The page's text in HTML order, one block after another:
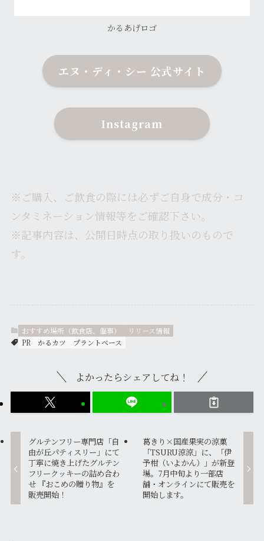
かるあげロゴ
エヌ・ディ・シー 公式サイト
Instagram
※ご購入、ご飲食の際には必ずご自身で成分・コ
ンタミネーション情報等をご確認下さい。
※記事内容は、公開日時点の取り扱いのもので
す。
おすすめ場所（飲食店、催事）
リリース情報
PR
かるカツ プラントベース
よかったらシェアしてね！
グルテンフリー専門店「自
由が丘パティスリー」にて
丁寧に焼き上げたグルテン
フリークッキーの詰め合わ
せ 『おこめの贈り物』を
販売開始！
葛きり×国産果実の涼菓
「TSURU涼涼」に、「伊
予柑（いよかん）」が新登
場。7月中旬より一部店
舗・オンラインにて販売を
開始します。